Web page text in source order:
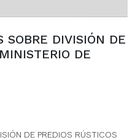
SOBRE DIVISIÓN DE
DE
DE PREDIOS RÚSTICOS